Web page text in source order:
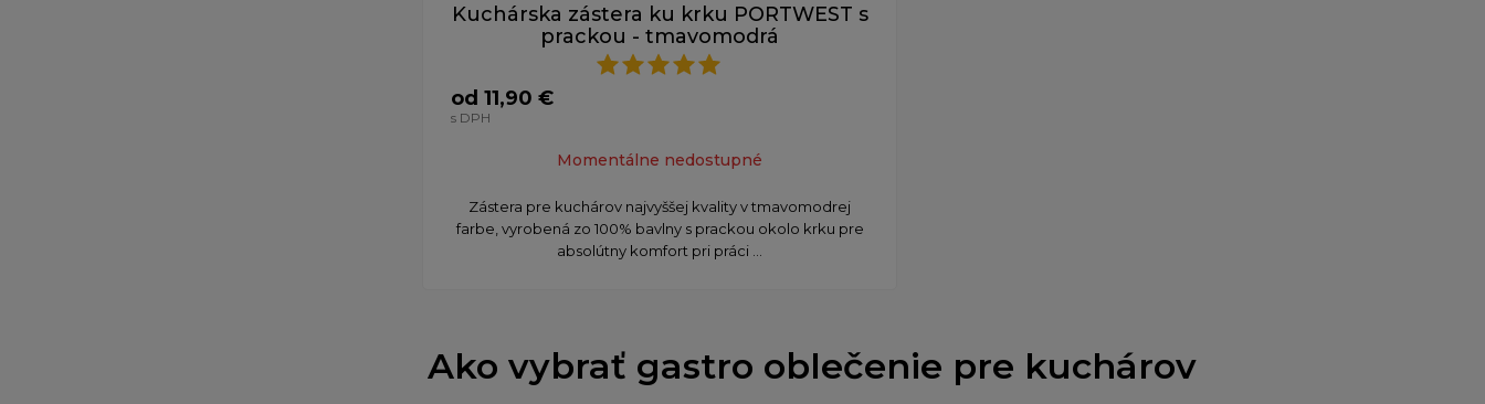
Kuchárska zástera ku krku PORTWEST s
prackou - tmavomodrá
od 11,90 €
s DPH
Momentálne nedostupné
Zástera pre kuchárov najvyššej kvality v tmavomodrej
farbe, vyrobená zo 100% bavlny s prackou okolo krku pre
absolútny komfort pri práci ...
Ako vybrať gastro oblečenie pre kuchárov